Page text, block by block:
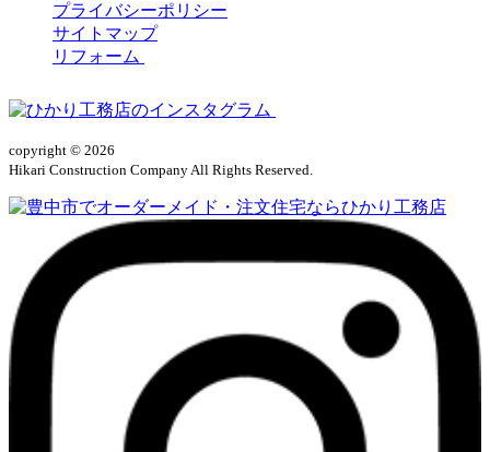
プライバシーポリシー
サイトマップ
リフォーム
copyright © 2026
Hikari Construction Company All Rights Reserved.